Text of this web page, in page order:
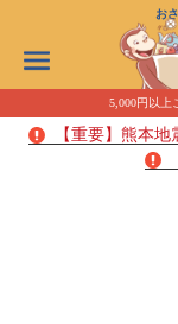
お
5,000円以上
【重要】熊本